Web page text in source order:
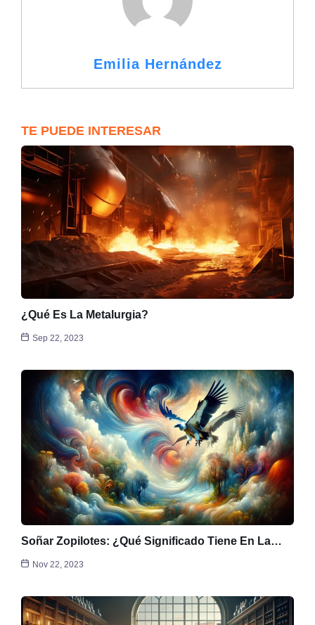
Emilia Hernández
TE PUEDE INTERESAR
¿Qué Es La Metalurgia?
Sep 22, 2023
Soñar Zopilotes: ¿Qué Significado Tiene En La…
Nov 22, 2023